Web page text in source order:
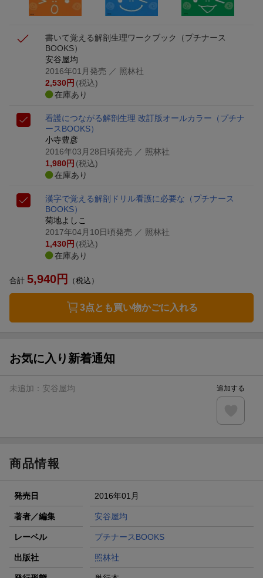
書いて覚える解剖生理ワークブック
（プチナース
BOOKS）
安谷屋均
2016年01月発売 ／ 照林社
2,530円 (税込)
在庫あり
看護につながる解剖生理 改訂版オールカラー （プチナ
ースBOOKS）
小寺豊彦
2016年03月28日頃発売 ／ 照林社
1,980円 (税込)
在庫あり
漢字で覚える解剖ドリル看護に必要な （プチナース
BOOKS）
菊地よしこ
2017年04月10日頃発売 ／ 照林社
1,430円 (税込)
在庫あり
合計 5,940円 （税込）
3点とも買い物かごに入れる
お気に入り新着通知
未追加： 安谷屋均 追加する
商品情報
発売日 2016年01月
著者／編集 安谷屋均
レーベル プチナースBOOKS
出版社 照林社